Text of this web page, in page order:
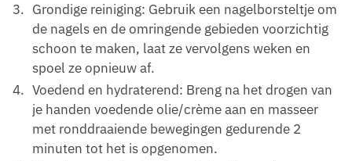
Grondige reiniging: Gebruik een nagelborsteltje om
de nagels en de omringende gebieden voorzichtig
schoon te maken, laat ze vervolgens weken en
spoel ze opnieuw af.
Voedend en hydraterend: Breng na het drogen van
je handen voedende olie/crème aan en masseer
met ronddraaiende bewegingen gedurende 2
minuten tot het is opgenomen.